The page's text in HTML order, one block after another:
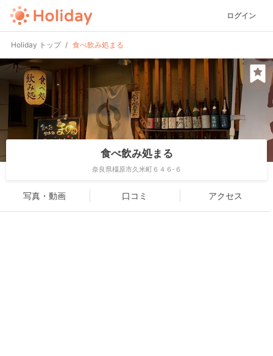
ログイン
Holiday トップ 食べ飲み処まる
食べ飲み処まる
奈良県橿原市久米町６４６-６
写真・動画 口コミ アクセス